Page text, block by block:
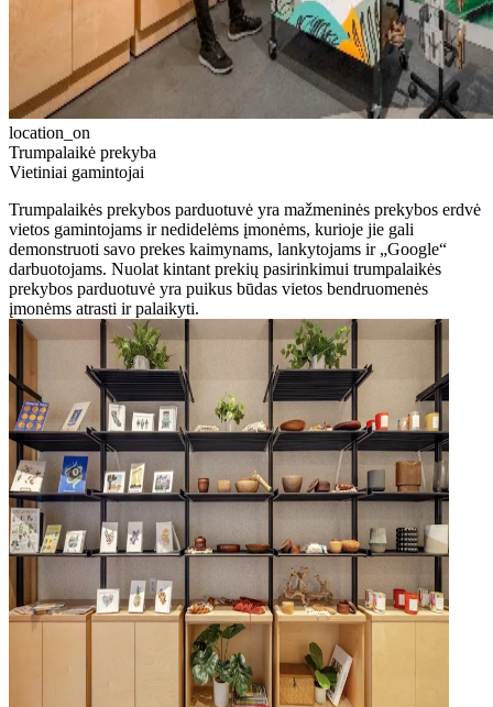
location_on
Trumpalaikė prekyba
Vietiniai gamintojai
Trumpalaikės prekybos parduotuvė yra mažmeninės prekybos erdvė
vietos gamintojams ir nedidelėms įmonėms, kurioje jie gali
demonstruoti savo prekes kaimynams, lankytojams ir „Google“
darbuotojams. Nuolat kintant prekių pasirinkimui trumpalaikės
prekybos parduotuvė yra puikus būdas vietos bendruomenės
įmonėms atrasti ir palaikyti.